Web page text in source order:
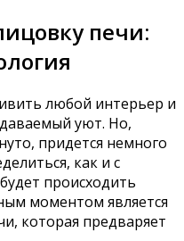
печи:
любой интерьер и
уют. Но,
придется немного
как и с
происходить
моментом является
которая предваряет